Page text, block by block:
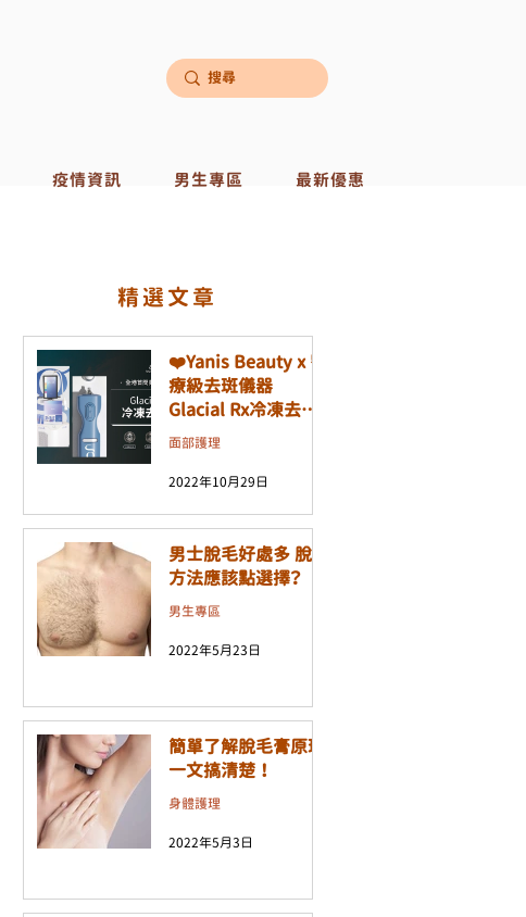
疫情資訊 男生專區 最新優惠
​精選文章
❤️Yanis Beauty x 醫
療級去斑儀器
Glacial Rx冷凍去斑
機❤️
面部護理
2022年10月29日
男士脫毛好處多 脫毛
方法應該點選擇？
男生專區
2022年5月23日
簡單了解脫毛膏原理
一文搞清楚 ！
身體護理
2022年5月3日